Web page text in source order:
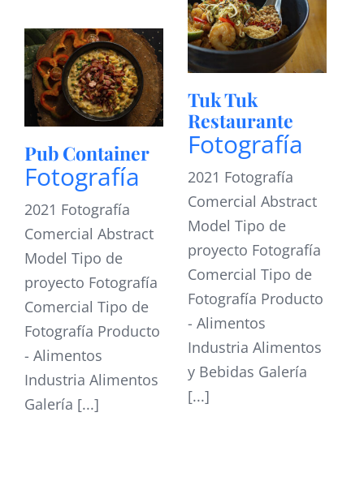
Tuk Tuk
Restaurante
Tuk Tuk
Restaurante
Fotografía
2021 Fotografía
Comercial Abstract
Model Tipo de
proyecto Fotografía
Comercial Tipo de
Fotografía Producto
- Alimentos
Industria Alimentos
y Bebidas Galería
[...]
Pub
Container
Pub Container
Fotografía
2021 Fotografía
Comercial Abstract
Model Tipo de
proyecto Fotografía
Comercial Tipo de
Fotografía Producto
- Alimentos
Industria Alimentos
Galería [...]